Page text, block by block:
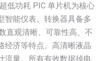
低功耗 PIC 单片机为核心
智能仪表。转换器具备多
直观清晰、可靠性高、不
经济等特点。高清晰液晶
流量。所有有效数据掉电